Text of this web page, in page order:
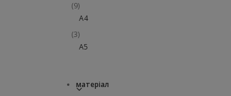
А4
(9)
А5
(3)
матеріал